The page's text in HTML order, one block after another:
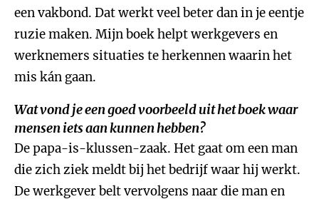
een vakbond. Dat werkt veel beter dan in je eentje
ruzie maken. Mijn boek helpt werkgevers en
werknemers situaties te herkennen waarin het
mis kán gaan.
Wat vond je een goed voorbeeld uit het boek waar
mensen iets aan kunnen hebben?
De papa-is-klussen-zaak. Het gaat om een man
die zich ziek meldt bij het bedrijf waar hij werkt.
De werkgever belt vervolgens naar die man en